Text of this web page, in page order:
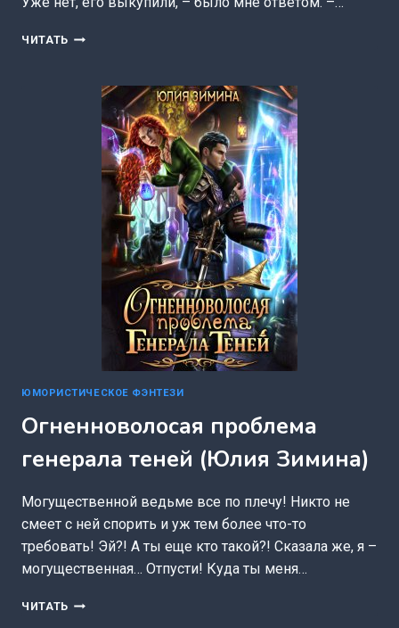
ЧИТАТЬ ВЫСШИЙ
НЕРВНОГО
СРЫВА
(ЮЛИЯ
ЗИМИНА)
ЮМОРИСТИЧЕСКОЕ ФЭНТЕЗИ
Огненноволосая проблема
генерала теней (Юлия Зимина)
Могущественной ведьме все по плечу! Никто не
смеет с ней спорить и уж тем более что-то
требовать! Эй?! А ты еще кто такой?! Сказала же, я –
могущественная… Отпусти! Куда ты меня…
ЧИТАТЬ ОГНЕННОВОЛОСАЯ